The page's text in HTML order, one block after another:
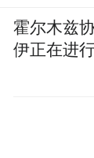
霍尔木兹
伊正在进